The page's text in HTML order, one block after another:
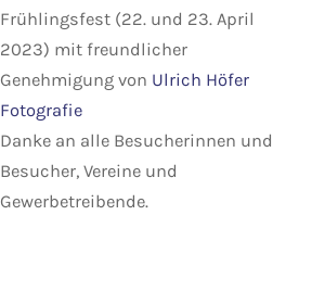
Frühlingsfest (22. und 23. April
2023) mit freundlicher
Genehmigung von Ulrich Höfer
Fotografie
Danke an alle Besucherinnen und
Besucher, Vereine und
Gewerbetreibende.